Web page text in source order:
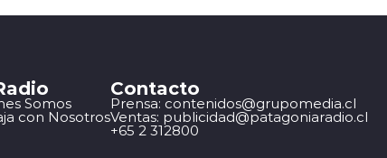
Somos
con Nosotros
Contacto
Prensa: contenidos@grupomedia.cl
Ventas: publicidad@patagoniaradio.cl
+65 2 312800